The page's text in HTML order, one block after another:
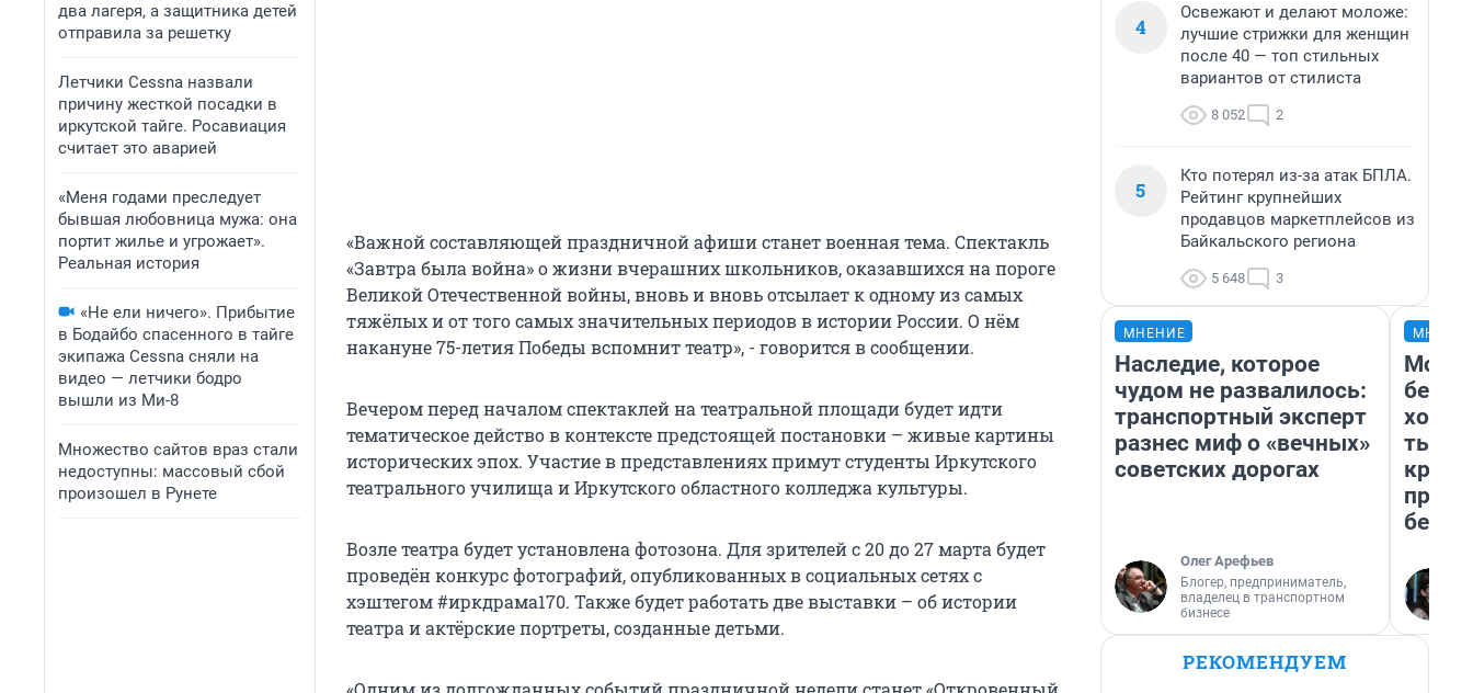
два лагеря, а защитника детей
отправила за решетку
Летчики Cessna назвали
причину жесткой посадки в
иркутской тайге. Росавиация
считает это аварией
«Меня годами преследует
бывшая любовница мужа: она
портит жилье и угрожает».
Реальная история
«Не ели ничего». Прибытие
в Бодайбо спасенного в тайге
экипажа Cessna сняли на
видео — летчики бодро
вышли из Ми-8
Множество сайтов враз стали
недоступны: массовый сбой
произошел в Рунете
«Важной составляющей праздничной афиши станет военная тема. Спектакль
«Завтра была война» о жизни вчерашних школьников, оказавшихся на пороге
Великой Отечественной войны, вновь и вновь отсылает к одному из самых
тяжёлых и от того самых значительных периодов в истории России. О нём
накануне 75-летия Победы вспомнит театр», - говорится в сообщении.
Вечером перед началом спектаклей на театральной площади будет идти
тематическое действо в контексте предстоящей постановки – живые картины
исторических эпох. Участие в представлениях примут студенты Иркутского
театрального училища и Иркутского областного колледжа культуры.
Возле театра будет установлена фотозона. Для зрителей с 20 до 27 марта будет
проведён конкурс фотографий, опубликованных в социальных сетях с
хэштегом #иркдрама170. Также будет работать две выставки – об истории
театра и актёрские портреты, созданные детьми.
4
Освежают и делают моложе:
лучшие стрижки для женщин
после 40 — топ стильных
вариантов от стилиста
8 052 2
5
Кто потерял из-за атак БПЛА.
Рейтинг крупнейших
продавцов маркетплейсов из
Байкальского региона
5 648 3
МНЕНИЕ
Наследие, которое
чудом не развалилось:
транспортный эксперт
разнес миф о «вечных»
советских дорогах
Олег Арефьев
Блогер, предприниматель,
владелец в транспортном
бизнесе
Мой
РЕКОМЕНДУЕМ